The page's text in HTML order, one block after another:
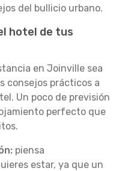
del bullicio urbano.
hotel de tus
en Joinville sea
consejos prácticos a
Un poco de previsión
perfecto que
piensa
estar, ya que un